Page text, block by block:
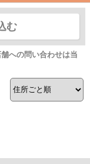
む
への問い合わせは当